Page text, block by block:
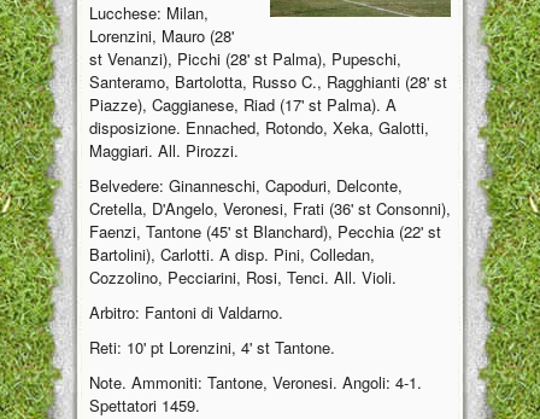
Lucchese: Milan,
Lorenzini, Mauro (28'
st Venanzi), Picchi (28' st Palma), Pupeschi,
Santeramo, Bartolotta, Russo C., Ragghianti (28' st
Piazze), Caggianese, Riad (17' st Palma). A
disposizione. Ennached, Rotondo, Xeka, Galotti,
Maggiari. All. Pirozzi.
Belvedere: Ginanneschi, Capoduri, Delconte,
Cretella, D'Angelo, Veronesi, Frati (36' st Consonni),
Faenzi, Tantone (45' st Blanchard), Pecchia (22' st
Bartolini), Carlotti. A disp. Pini, Colledan,
Cozzolino, Pecciarini, Rosi, Tenci. All. Violi.
Arbitro: Fantoni di Valdarno.
Reti: 10' pt Lorenzini, 4' st Tantone.
Note. Ammoniti: Tantone, Veronesi. Angoli: 4-1.
Spettatori 1459.